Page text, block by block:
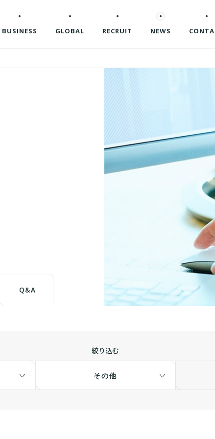
BUSINESS GLOBAL RECRUIT NEWS
Q&A
絞り込む
その他